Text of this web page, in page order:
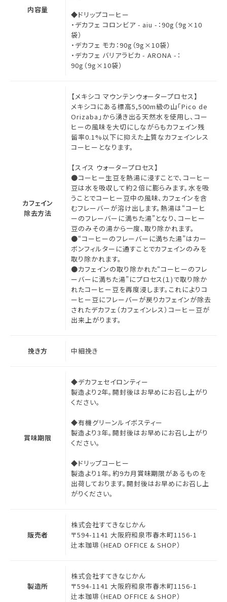
内容量
◆ドリップコーヒー
・デカフェ コロンビア - aiu -：90g（9g×10
袋）
・デカフェ モカ：90g（9g×10袋）
・デカフェ バリアラビカ - ARONA -：
90g（9g×10袋）
カフェイン
除去方法
【メキシコ マウンテンウォータープロセス】
メキシコにある標高5,500m級の山「Pico de
Orizaba」から湧き出る天然水を使用し、コー
ヒーの風味を大切にしながらもカフェイン残
留率0.1%以下に抑えた上質なカフェインレス
コーヒーとなります。
【スイス ウォータープロセス】
●コーヒー生豆を熱湯に浸すことで、コーヒー
豆は水を吸収して約２倍に膨らみます。水を吸
うことでコーヒー豆中の風味、カフェインを含
むフレーバーが溶け出します。熱湯は“コーヒ
ーのフレーバーに満ちた湯”となり、コーヒー
豆のみその湯から一度、取り除かれます。
●“コーヒーのフレーバーに満ちた湯”はカー
ボンフィルターに通すことでカフェインのみを
取り除かれます。
●カフェインの取り除かれた“コーヒーのフレ
ーバーに満ちた湯”にプロセス(１)で取り除か
れたコーヒー豆を再度浸します。これによりコ
ーヒー豆にフレーバーが戻りカフェインが除去
されたデカフェ（カフェインレス）コーヒー豆が
出来上がります。
挽き方 中細挽き
賞味期限
◆デカフェセイロンティー
製造より2年。開封後はお早めにお召し上がり
ください。
◆有機グリーンルイボスティー
製造より3年。開封後はお早めにお召し上がり
ください。
◆ドリップコーヒー
製造より1年。約9カ月賞味期限があるものを
出荷しております。開封後はお早めにお召し上
がりください。
販売者
株式会社すてきなじかん
〒594-1141 大阪府和泉市春木町1156-1
辻本珈琲（HEAD OFFICE & SHOP）
製造所
株式会社すてきなじかん
〒594-1141 大阪府和泉市春木町1156-1
辻本珈琲（HEAD OFFICE & SHOP）